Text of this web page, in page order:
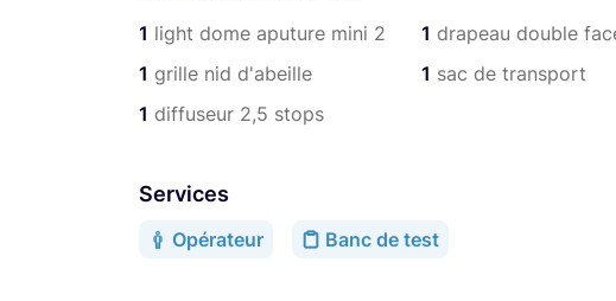
1 light dome aputure mini 2
1 grille nid d'abeille
1 diffuseur 2,5 stops
1 drapeau double
1 sac de transport
Services
Opérateur Banc de test